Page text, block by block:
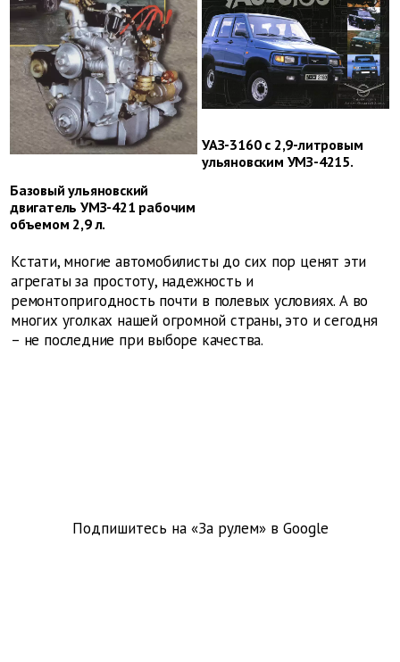
Базовый ульяновский
двигатель УМЗ-421 рабочим
объемом 2,9 л.
УАЗ-3160 с 2,9-литровым
ульяновским УМЗ-4215.
Кстати, многие автомобилисты до сих пор ценят эти
агрегаты за простоту, надежность и
ремонтопригодность почти в полевых условиях. А во
многих уголках нашей огромной страны, это и сегодня
– не последние при выборе качества.
Подпишитесь на «За рулем» в Google